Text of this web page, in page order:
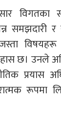
विगतका
समझदारी
छ। उनले
प्रयास
रूपमा